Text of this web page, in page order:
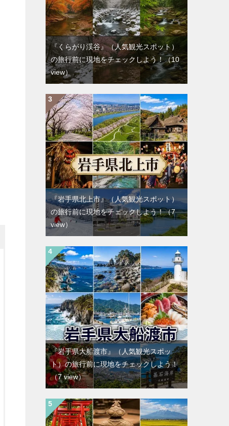
『くらがり渓谷』（人気観光スポット）
の旅行前に現地をチェックしよう！（10
view）
『岩手県北上市』（人気観光スポット）
の旅行前に現地をチェックしよう！（7
view）
『岩手県大船渡市』（人気観光スポッ
ト）の旅行前に現地をチェックしよう！
（7 view）